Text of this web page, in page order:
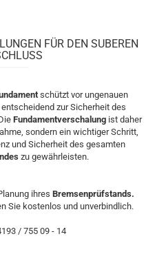
FÜR DEN SUBEREN
schützt vor ungenauen
zur Sicherheit des
Fundamentverschalung ist daher
sondern ein wichtiger Schritt,
und Sicherheit des gesamten
zu gewährleisten.
ihres Bremsenprüfstands.
Sie kostenlos und unverbindlich.
/ 755 09 - 14